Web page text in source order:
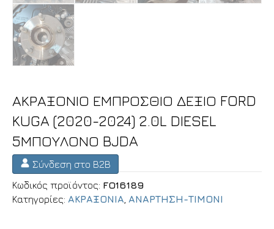
ΑΚΡΑΞΟΝΙΟ ΕΜΠΡΟΣΘΙΟ ΔΕΞΙΟ FORD
KUGA (2020-2024) 2.0L DIESEL
5ΜΠΟΥΛΟΝΟ BJDA
Σύνδεση στο B2B
Κωδικός προϊόντος: FO16189
Κατηγορίες: ΑΚΡΑΞΟΝΙΑ ΑΝΑΡΤΗΣΗ-ΤΙΜΟΝΙ